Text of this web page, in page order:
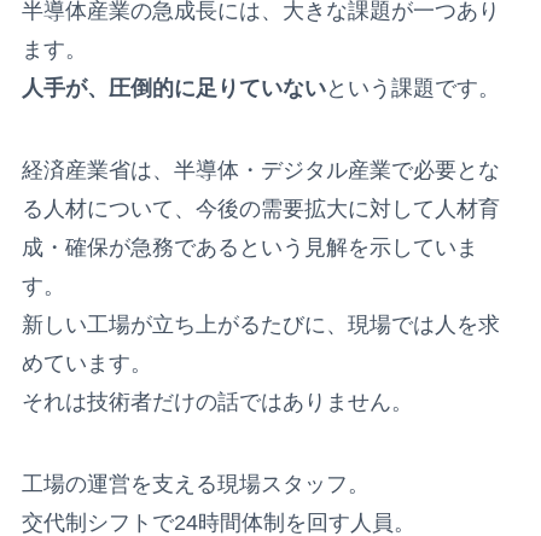
半導体産業の急成長には、大きな課題が一つあり
ます。
人手が、圧倒的に足りていないという課題です。
経済産業省は、半導体・デジタル産業で必要とな
る人材について、今後の需要拡大に対して人材育
成・確保が急務であるという見解を示していま
す。
新しい工場が立ち上がるたびに、現場では人を求
めています。
それは技術者だけの話ではありません。
工場の運営を支える現場スタッフ。
交代制シフトで24時間体制を回す人員。